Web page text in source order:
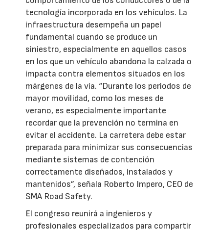
tecnología incorporada en los vehículos. La
infraestructura desempeña un papel
fundamental cuando se produce un
siniestro, especialmente en aquellos casos
en los que un vehículo abandona la calzada o
impacta contra elementos situados en los
márgenes de la vía. “Durante los periodos de
mayor movilidad, como los meses de
verano, es especialmente importante
recordar que la prevención no termina en
evitar el accidente. La carretera debe estar
preparada para minimizar sus consecuencias
mediante sistemas de contención
correctamente diseñados, instalados y
mantenidos”, señala Roberto Impero, CEO de
SMA Road Safety.
El congreso reunirá a ingenieros y
profesionales especializados para compartir